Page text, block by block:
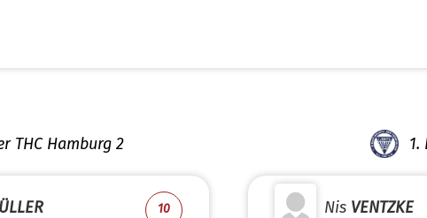
THC Hamburg 2
10
1.
Nis VENTZKE